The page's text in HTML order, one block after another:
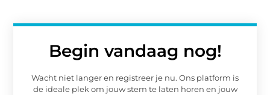
Begin vandaag nog!
Wacht niet langer en registreer je nu. Ons platform is
de ideale plek om jouw stem te laten horen en jouw